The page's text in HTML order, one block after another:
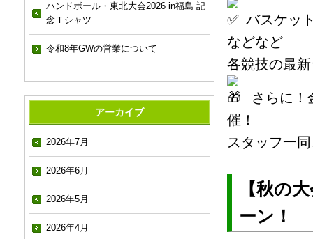
ハンドボール・東北大会2026 in福島 記
念Ｔシャツ
令和8年GWの営業について
アーカイブ
2026年7月
2026年6月
2026年5月
2026年4月
バスケッ
などなど
各競技の最
さらに！
催！
スタッフ一
【秋の
ーン！